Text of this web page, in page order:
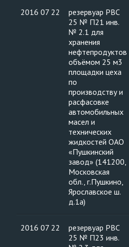
2016 07 22
резервуар РВС
25 № П21 инв.
№ 2.1 для
хранения
нефтепродуктов
объёмом 25 м3
площадки цеха
по
производству и
расфасовке
автомобильных
масел и
технических
жидкостей ОАО
«Пушкинский
завод» (141200,
Московская
обл., г.Пушкино,
Ярославское ш.
д.1а)
2016 07 22
резервуар РВС
25 № П23 инв.